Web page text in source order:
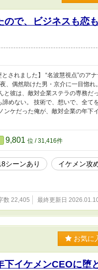
ので、ビジネスも恋
されました】 “名波慧視点”のア
、偶然助けた男・京介に一目惚れ
彼は、敵対企業ステラの専務だ
諦めない。 技術で、想いで、全
ケだった俺が、敵対企業の年下
9,801 位 / 31,416件
シーンあり
イケメン攻
数 22,405 最終更新日
お気に
下イケメンCEOに堕